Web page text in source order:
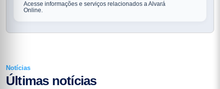
Acesse informações e serviços relacionados a Alvará
Online.
Notícias
Últimas notícias